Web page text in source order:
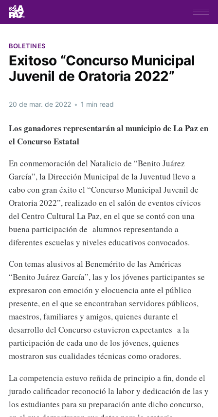
BOLETINES
Exitoso “Concurso Municipal
Juvenil de Oratoria 2022”
20 de mar. de 2022 • 1 min read
Los ganadores representarán al municipio de La Paz en
el Concurso Estatal
En conmemoración del Natalicio de “Benito Juárez
García”, la Dirección Municipal de la Juventud llevo a
cabo con gran éxito el “Concurso Municipal Juvenil de
Oratoria 2022”, realizado en el salón de eventos cívicos
del Centro Cultural La Paz, en el que se contó con una
buena participación de alumnos representando a
diferentes escuelas y niveles educativos convocados.
Con temas alusivos al Benemérito de las Américas
“Benito Juárez García”, las y los jóvenes participantes se
expresaron con emoción y elocuencia ante el público
presente, en el que se encontraban servidores públicos,
maestros, familiares y amigos, quienes durante el
desarrollo del Concurso estuvieron expectantes a la
participación de cada uno de los jóvenes, quienes
mostraron sus cualidades técnicas como oradores.
La competencia estuvo reñida de principio a fin, donde el
jurado calificador reconoció la labor y dedicación de las y
los estudiantes para su preparación ante dicho concurso,